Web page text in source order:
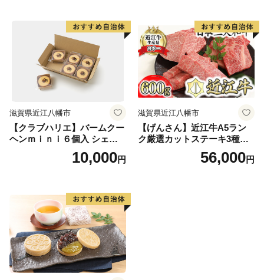
滋賀県近江八幡市
【クラブハリエ】バームクー
ヘンｍｉｎｉ６個入 シェア
ボックス 個包装【FC01W】
10,000円
滋賀県近江八幡市
【げんさん】近江牛A5ラン
ク厳選カットステーキ3種【6
00g】【DG03W】（国産牛
和牛 ブランド牛 ブランド
56,000円